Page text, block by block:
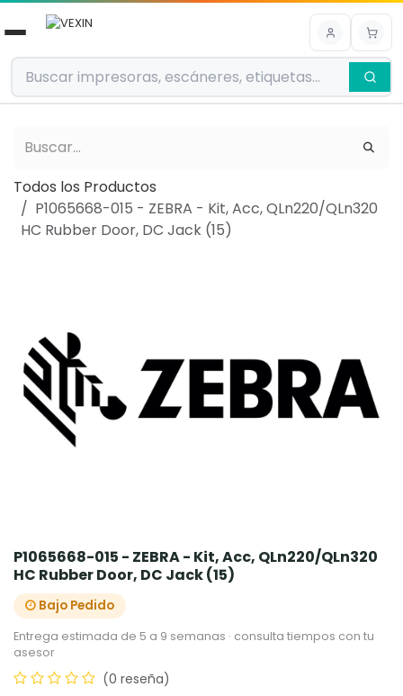
Ir al contenido
Todos los Productos
P1065668-015 - ZEBRA - Kit, Acc, QLn220/QLn320
HC Rubber Door, DC Jack (15)
P1065668-015 - ZEBRA - Kit, Acc, QLn220/QLn320
HC Rubber Door, DC Jack (15)
Bajo Pedido
Entrega estimada de 5 a 9 semanas · consulta tiempos con tu
asesor
(0 reseña)